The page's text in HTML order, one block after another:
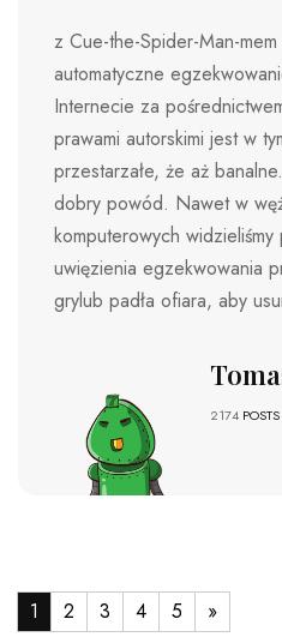
z Cue-the-Spider-Man-
automatyczne
Internecie za
prawami autorskimi jest w
przestarzałe, że aż
dobry powód. Nawet w
komputerowych widzieliśmy
uwięzienia egzekwowania
grylub padła ofiara, aby
2174 POSTS
1 2 3 4 5 »